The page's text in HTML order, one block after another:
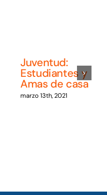
Juventud:
Estudiantes y
Amas de casa
marzo 13th, 2021